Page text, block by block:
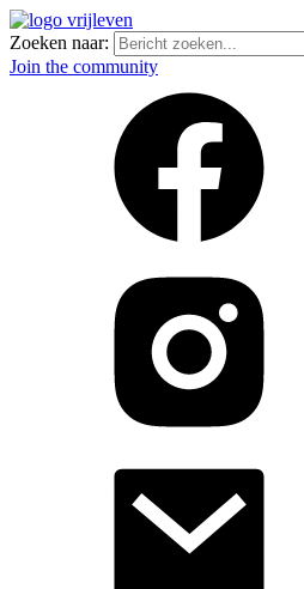
Zoeken naar:
Join the community